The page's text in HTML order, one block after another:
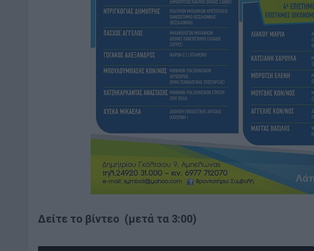
Δείτε το βίντεο (μετά τα 3:00)